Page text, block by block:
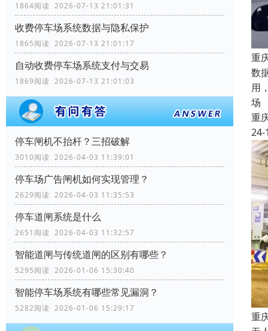
1864阅读 2026-07-13 21:01:31
收费停车场系统数据与隐私保护
1865阅读 2026-07-13 21:01:17
自动收费停车场系统支付与交易
1869阅读 2026-07-13 21:01:03
停车闸机不抬杆？三招破解
3010阅读 2026-04-03 11:39:01
停车场广告闸机如何实现管理？
2629阅读 2026-04-03 11:35:53
停车道闸系统是什么
2651阅读 2026-04-03 11:32:57
智能道闸与传统道闸的区别有哪些？
5295阅读 2026-01-06 15:30:40
智能停车场系统有哪些常见漏洞？
5282阅读 2026-01-06 15:29:17
重
数
用
场
重
24-
重